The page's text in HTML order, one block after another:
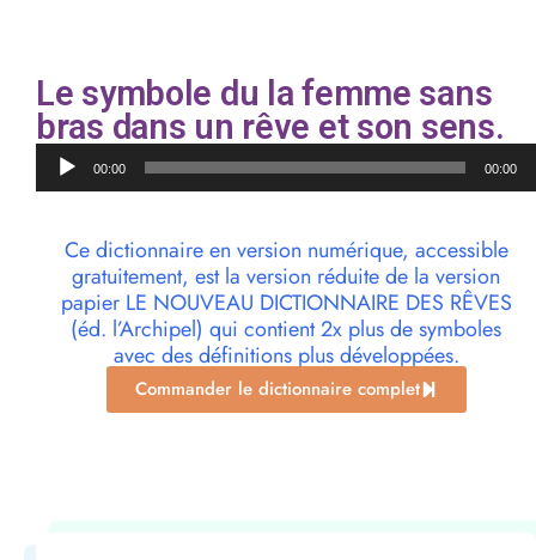
Le symbole du la femme sans
bras dans un rêve et son sens.
Lecteur
audio00:00 00:00
Ce dictionnaire en version numérique, accessible
gratuitement, est la version réduite de la version
papier LE NOUVEAU DICTIONNAIRE DES RÊVES
(éd. l’Archipel) qui contient 2x plus de symboles
avec des définitions plus développées.
Commander le dictionnaire complet